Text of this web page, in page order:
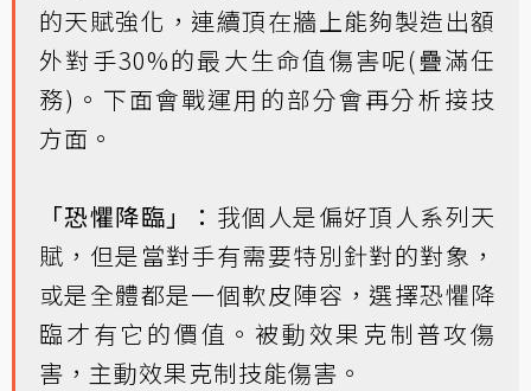
的天賦強化，連續頂在牆上能夠製造出額
外對手30%的最大生命值傷害呢(疊滿任
務)。下面會戰運用的部分會再分析接技
方面。
「恐懼降臨」： 我個人是偏好頂人系列天
賦，但是當對手有需要特別針對的對象，
或是全體都是一個軟皮陣容，選擇恐懼降
臨才有它的價值。被動效果克制普攻傷
害，主動效果克制技能傷害。